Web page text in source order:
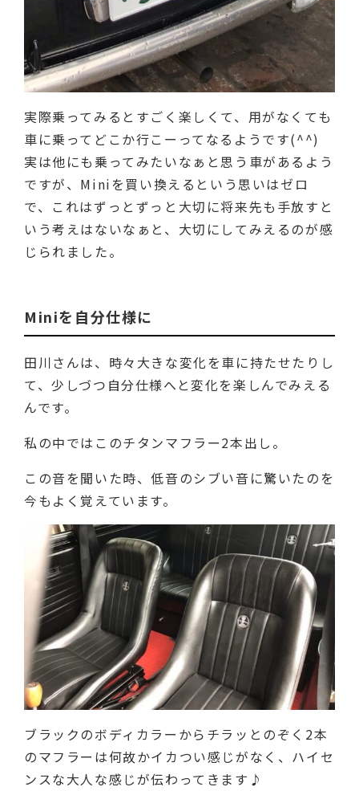
実際乗ってみるとすごく楽しくて、用がなくても
車に乗ってどこか行こーってなるようです(^^)
実は他にも乗ってみたいなぁと思う車があるよう
ですが、Miniを買い換えるという思いはゼロ
で、これはずっとずっと大切に将来先も手放すと
いう考えはないなぁと、大切にしてみえるのが感
じられました。
Miniを自分仕様に
田川さんは、時々大きな変化を車に持たせたりし
て、少しづつ自分仕様へと変化を楽しんでみえる
んです。
私の中ではこのチタンマフラー2本出し。
この音を聞いた時、低音のシブい音に驚いたのを
今もよく覚えています。
ブラックのボディカラーからチラッとのぞく2本
のマフラーは何故かイカつい感じがなく、ハイセ
ンスな大人な感じが伝わってきます♪